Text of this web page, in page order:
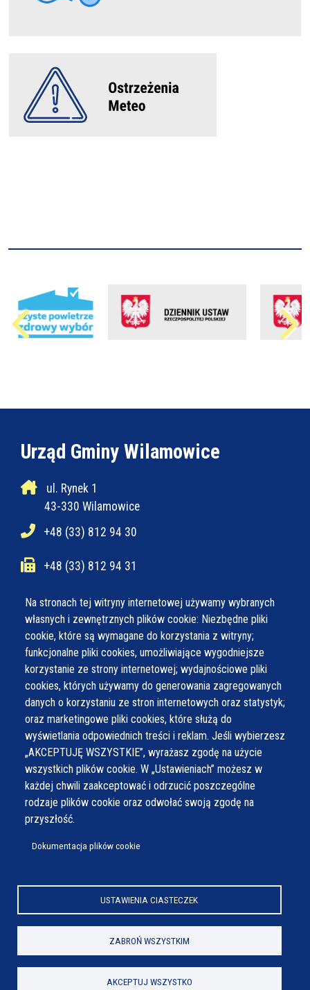
Na stronach tej witryny internetowej używamy wybranych
własnych i zewnętrznych plików cookie: Niezbędne pliki
cookie, które są wymagane do korzystania z witryny;
funkcjonalne pliki cookies, umożliwiające wygodniejsze
korzystanie ze strony internetowej; wydajnościowe pliki
cookies, których używamy do generowania zagregowanych
danych o korzystaniu ze stron internetowych oraz statystyk;
oraz marketingowe pliki cookies, które służą do
wyświetlania odpowiednich treści i reklam. Jeśli wybierzesz
„AKCEPTUJĘ WSZYSTKIE”, wyrażasz zgodę na użycie
wszystkich plików cookie. W „Ustawieniach” możesz w
każdej chwili zaakceptować i odrzucić poszczególne
rodzaje plików cookie oraz odwołać swoją zgodę na
przyszłość.
Dokumentacja plików cookie
USTAWIENIA CIASTECZEK
ZABROŃ WSZYSTKIM
AKCEPTUJ WSZYSTKO
Urząd Gminy Wilamowice
ul. Rynek 1
43-330 Wilamowice
+48 (33) 812 94 30
+48 (33) 812 94 31
ug@wilamowice.pl
Poniedziałek
7:30 - 15:30
Wtorek
7:30 - 15:30
Środa
7:30 - 16:30
Czwartek
7:30 - 15:30
Piątek
7:30 - 14:30